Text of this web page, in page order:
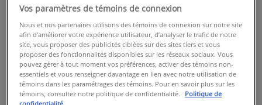
Vos paramètres de témoins de connexion
Nous et nos partenaires utilisons des témoins de connexion sur notre site
afin d’améliorer votre expérience utilisateur, d’analyser le trafic de notre
site, vous proposer des publicités ciblées sur des sites tiers et vous
proposer des fonctionnalités disponibles sur les réseaux sociaux. Vous
pouvez gérer à tout moment vos préférences, activer des témoins non-
essentiels et vous renseigner davantage en lien avec notre utilisation de
témoins dans les paramétrages des témoins. Pour en savoir plus sur les
témoins, consultez notre politique de confidentialité.
Politique de
confidentialité